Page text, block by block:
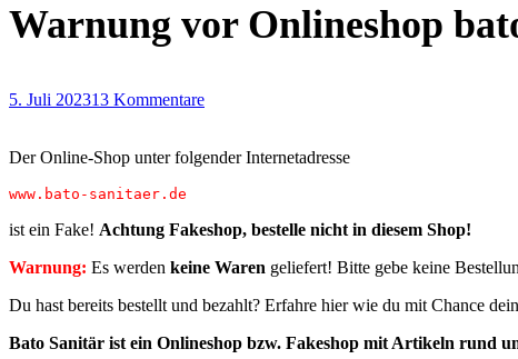
Warnung vor Onlineshop
5. Juli 202313 Kommentare
Der Online-Shop unter folgender Internetadresse
www.bato-sanitaer.de
ist ein Fake! Achtung Fakeshop, bestelle nicht in diesem Shop!
Warnung: Es werden keine Waren geliefert! Bitte gebe keine
Du hast bereits bestellt und bezahlt? Erfahre hier wie du mit Chance
Bato Sanitär ist ein Onlineshop bzw. Fakeshop mit Artikeln rund